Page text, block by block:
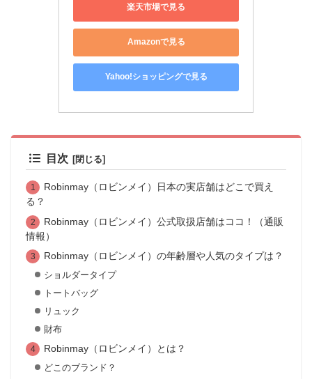
楽天市場で見る
Amazonで見る
Yahoo!ショッピングで見る
目次
Robinmay（ロビンメイ）日本の実店舗はどこで買え
る？
Robinmay（ロビンメイ）公式取扱店舗はココ！（通販
情報）
Robinmay（ロビンメイ）の年齢層や人気のタイプは？
ショルダータイプ
トートバッグ
リュック
財布
Robinmay（ロビンメイ）とは？
どこのブランド？